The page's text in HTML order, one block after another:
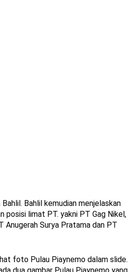
Bahlil kemudian menjelaskan
posisi limat PT. yakni PT Gag Nikel,
Anugerah Surya Pratama dan PT
foto Pulau Piaynemo dalam slide.